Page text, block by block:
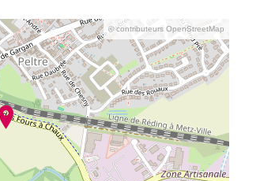
© contributeurs OpenStreetMap